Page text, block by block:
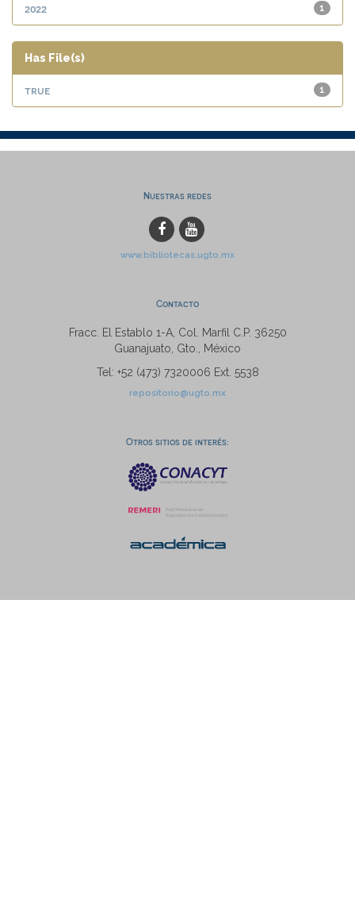
1
2022
Has File(s)
1
true
Nuestras redes
www.bibliotecas.ugto.mx
Contacto
Fracc. El Establo 1-A, Col. Marfil C.P. 36250
Guanajuato, Gto., México
Tel: +52 (473) 7320006 Ext. 5538
repositorio@ugto.mx
Otros sitios de interés: